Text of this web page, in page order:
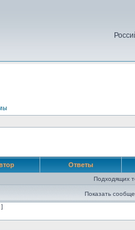
Ответы
Подходящих
Показать